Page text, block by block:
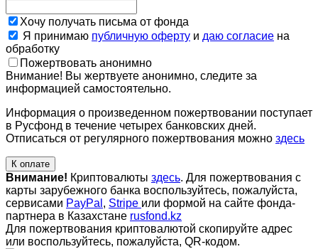
Хочу получать письма от фонда
Я принимаю публичную оферту и даю согласие на
обработку
Пожертвовать анонимно
Внимание! Вы жертвуете анонимно, следите за
информацией самостоятельно.
Информация о произведенном пожертвовании поступает
в Русфонд в течение четырех банковских дней.
Отписаться от регулярного пожертвования можно здесь
К оплате
Внимание! Криптовалюты здесь. Для пожертвования с
карты зарубежного банка воспользуйтесь, пожалуйста,
сервисами PayPal , Stripe или формой на сайте фонда-
партнера в Казахстане rusfond.kz
Для пожертвования криптовалютой скопируйте адрес
или воспользуйтесь, пожалуйста, QR-кодом.